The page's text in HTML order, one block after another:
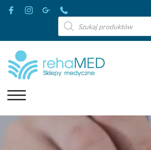
Wyszukiwarka
produktów